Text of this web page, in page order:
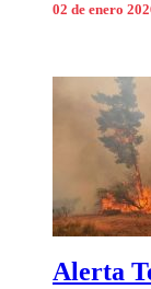
02 de enero
Alerta